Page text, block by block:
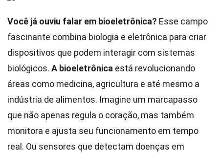
Você já ouviu falar em bioeletrônica? Esse campo
fascinante combina biologia e eletrônica para criar
dispositivos que podem interagir com sistemas
biológicos. A bioeletrônica está revolucionando
áreas como medicina, agricultura e até mesmo a
indústria de alimentos. Imagine um marcapasso
que não apenas regula o coração, mas também
monitora e ajusta seu funcionamento em tempo
real. Ou sensores que detectam doenças em